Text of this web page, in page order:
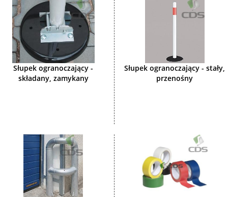
Słupek ogranoczający -
składany, zamykany
Słupek ogranoczający - stały,
przenośny